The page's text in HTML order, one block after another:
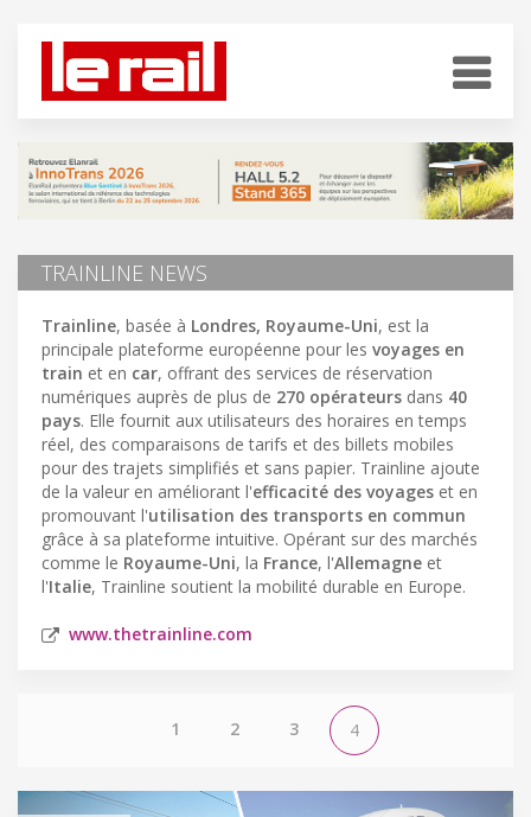
TRAINLINE NEWS
Trainline, basée à Londres, Royaume-Uni, est la
principale plateforme européenne pour les voyages en
train et en car, offrant des services de réservation
numériques auprès de plus de 270 opérateurs dans 40
pays. Elle fournit aux utilisateurs des horaires en temps
réel, des comparaisons de tarifs et des billets mobiles
pour des trajets simplifiés et sans papier. Trainline ajoute
de la valeur en améliorant l'efficacité des voyages et en
promouvant l'utilisation des transports en commun
grâce à sa plateforme intuitive. Opérant sur des marchés
comme le Royaume-Uni, la France, l'Allemagne et
l'Italie, Trainline soutient la mobilité durable en Europe.
www.thetrainline.com
1 2 3 4